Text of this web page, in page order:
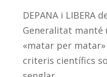
DEPANA i LIBERA
Generalitat manté
«matar per
criteris científics